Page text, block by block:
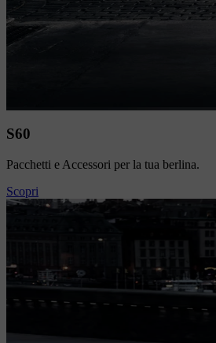
S60
Pacchetti e Accessori per la tua berlina.
Scopri